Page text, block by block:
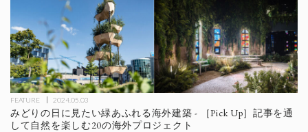
FEATURE 2024.05.03
みどりの日に見たい緑あふれる海外建築 - ［Pick Up］記事を通
して自然を楽しむ20の海外プロジェクト